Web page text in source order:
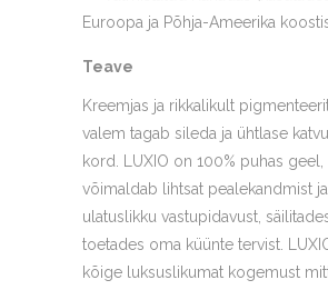
Euroopa ja Põhja-Ameerika
Teave
Kreemjas ja rikkalikult
valem tagab sileda ja ühtlase
kord. LUXIO on 100% puhas geel,
võimaldab lihtsat pealekandmist ja
ulatuslikku vastupidavust,
toetades oma küünte tervist.
kõige luksuslikumat kogemust